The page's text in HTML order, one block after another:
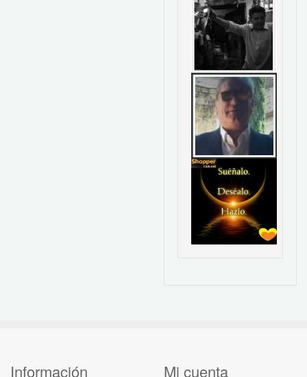
Información Mi cuenta